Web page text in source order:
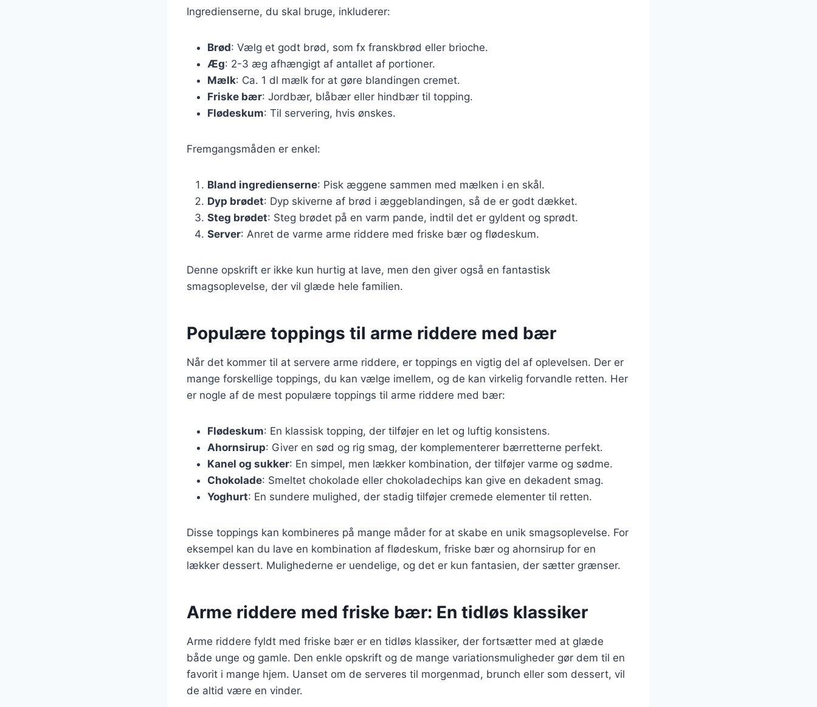
Ingredienserne, du skal bruge, inkluderer:
Brød: Vælg et godt brød, som fx franskbrød eller brioche.
Æg: 2-3 æg afhængigt af antallet af portioner.
Mælk: Ca. 1 dl mælk for at gøre blandingen cremet.
Friske bær: Jordbær, blåbær eller hindbær til topping.
Flødeskum: Til servering, hvis ønskes.
Fremgangsmåden er enkel:
Bland ingredienserne: Pisk æggene sammen med mælken i en skål.
Dyp brødet: Dyp skiverne af brød i æggeblandingen, så de er godt dækket.
Steg brødet: Steg brødet på en varm pande, indtil det er gyldent og sprødt.
Server: Anret de varme arme riddere med friske bær og flødeskum.
Denne opskrift er ikke kun hurtig at lave, men den giver også en fantastisk
smagsoplevelse, der vil glæde hele familien.
Populære toppings til arme riddere med bær
Når det kommer til at servere arme riddere, er toppings en vigtig del af oplevelsen. Der er
mange forskellige toppings, du kan vælge imellem, og de kan virkelig forvandle retten. Her
er nogle af de mest populære toppings til arme riddere med bær:
Flødeskum: En klassisk topping, der tilføjer en let og luftig konsistens.
Ahornsirup: Giver en sød og rig smag, der komplementerer bærretterne perfekt.
Kanel og sukker: En simpel, men lækker kombination, der tilføjer varme og sødme.
Chokolade: Smeltet chokolade eller chokoladechips kan give en dekadent smag.
Yoghurt: En sundere mulighed, der stadig tilføjer cremede elementer til retten.
Disse toppings kan kombineres på mange måder for at skabe en unik smagsoplevelse. For
eksempel kan du lave en kombination af flødeskum, friske bær og ahornsirup for en
lækker dessert. Mulighederne er uendelige, og det er kun fantasien, der sætter grænser.
Arme riddere med friske bær: En tidløs klassiker
Arme riddere fyldt med friske bær er en tidløs klassiker, der fortsætter med at glæde
både unge og gamle. Den enkle opskrift og de mange variationsmuligheder gør dem til en
favorit i mange hjem. Uanset om de serveres til morgenmad, brunch eller som dessert, vil
de altid være en vinder.